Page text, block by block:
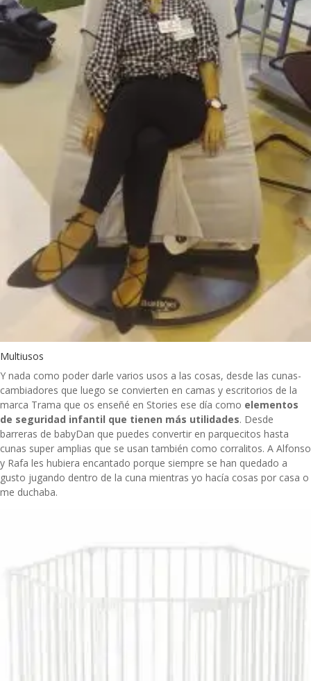
Multiusos
Y nada como poder darle varios usos a las cosas, desde las cunas-
cambiadores que luego se convierten en camas y escritorios de la
marca Trama que os enseñé en Stories ese día como elementos
de seguridad infantil que tienen más utilidades. Desde
barreras de babyDan que puedes convertir en parquecitos hasta
cunas super amplias que se usan también como corralitos. A Alfonso
y Rafa les hubiera encantado porque siempre se han quedado a
gusto jugando dentro de la cuna mientras yo hacía cosas por casa o
me duchaba.